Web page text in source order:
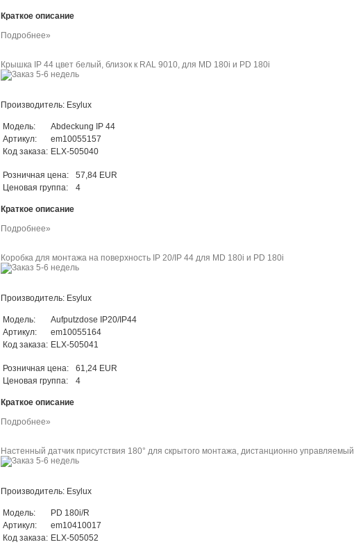
Краткое описание
Подробнее»
Крышка IP 44 цвет белый, близок к RAL 9010, для MD 180i и PD 180i
Производитель: Esylux
Модель:
Abdeckung IP 44
Артикул:
em10055157
Код заказа: ELX-505040
Розничная цена:
57,84 EUR
Ценовая группа:
4
Краткое описание
Подробнее»
Коробка для монтажа на поверхность IP 20/IP 44 для MD 180i и PD 180i
Производитель: Esylux
Модель:
Aufputzdose IP20/IP44
Артикул:
em10055164
Код заказа: ELX-505041
Розничная цена:
61,24 EUR
Ценовая группа:
4
Краткое описание
Подробнее»
Настенный датчик присутствия 180° для скрытого монтажа, дистанционно управляемый
Производитель: Esylux
Модель:
PD 180i/R
Артикул:
em10410017
Код заказа: ELX-505052